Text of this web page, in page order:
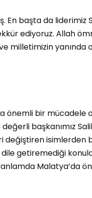
başta da liderimiz
ediyoruz. Allah
milletimizin yanında
önemli bir
başkanımız
değiştiren isimlerden
getiremediği
anlamda Malatya’da